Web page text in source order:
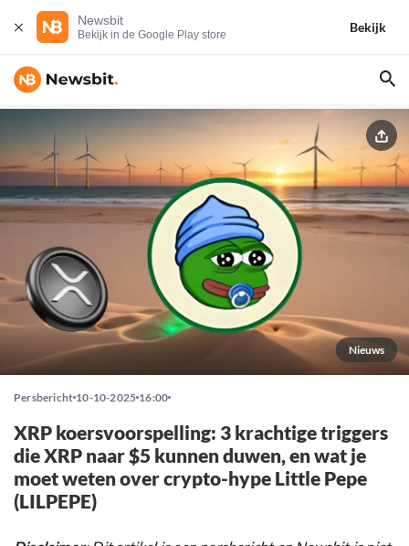
Newsbit
Bekijk in de Google Play store
Bekijk
Nieuws
Persbericht 10-10-2025 16:00
XRP koersvoorspelling: 3 krachtige triggers
die XRP naar $5 kunnen duwen, en wat je
moet weten over crypto-hype Little Pepe
(LILPEPE)